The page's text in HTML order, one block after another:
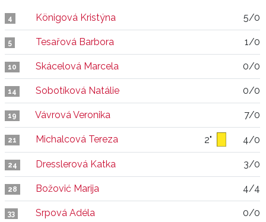
4 Königová Kristýna 5/0
5 Tesařová Barbora 1/0
10 Skácelová Marcela 0/0
14 Sobotíková Natálie 0/0
19 Vávrová Veronika 7/0
21 Michalcová Tereza 2" 4/0
24 Dresslerová Katka 3/0
28 Božović Marija 4/4
33 Srpová Adéla 0/0